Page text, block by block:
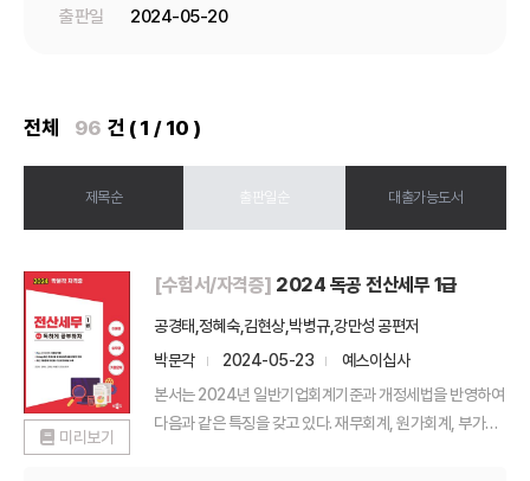
출판일
2024-05-20
전체 96 건 ( 1 / 10 )
제목순 출판일순 대출가능도서
미리보기
[수험서/자격증] 2024 독공 전산세무 1급
공경태,정혜숙,김현상,박병규,강만성 공편저
박문각
2024-05-23
예스이십사
본서는 2024년 일반기업회계기준과 개정세법을 반영하여
다음과 같은 특징을 갖고 있다. 재무회계, 원가회계, 부가가